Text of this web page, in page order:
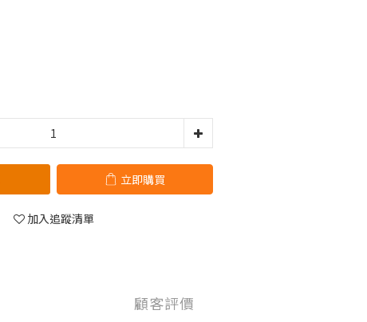
立即購買
加入追蹤清單
顧客評價